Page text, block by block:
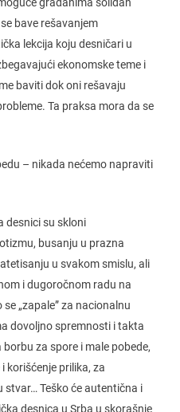
bave rešavanjem
lekcija koju desničari u
ekonomske teme i
baviti dok oni rešavaju
Ta praksa mora da se
– nikada nećemo napraviti
desnici su skloni
busanju u prazna
u svakom smislu, ali
i dugoročnom radu na
„zapale” za nacionalnu
dovoljno spremnosti i takta
za spore i male pobede,
korišćenje prilika, za
stvar… Teško će autentična i
desnica u Srba u skorašnje